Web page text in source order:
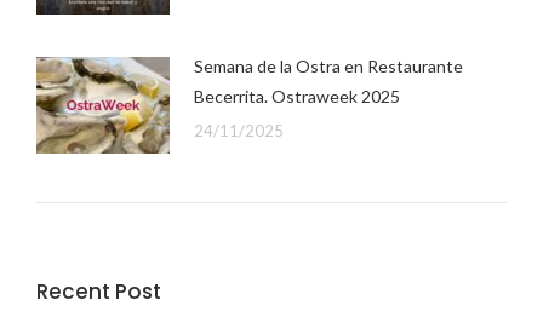
Semana de la Ostra en Restaurante
Becerrita. Ostraweek 2025
24/11/2025
Recent Post